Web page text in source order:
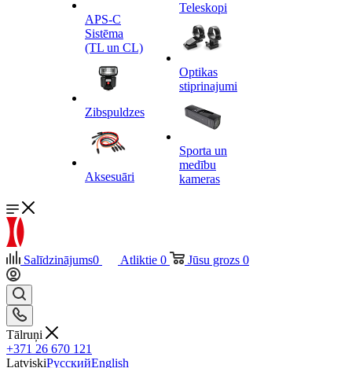
APS-C
Sistēma
(TL un CL)
Zibspuldzes
Aksesuāri
Teleskopi
Optikas
stiprinajumi
Sporta un
medību
kameras
Salīdzinājums0 Atliktie 0 Jūsu grozs 0
Tālruņi
+371 26 670 121
LatviskiРусскийEnglish